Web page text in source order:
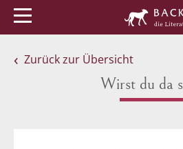
Zurück zur Übersicht
Wirst du da